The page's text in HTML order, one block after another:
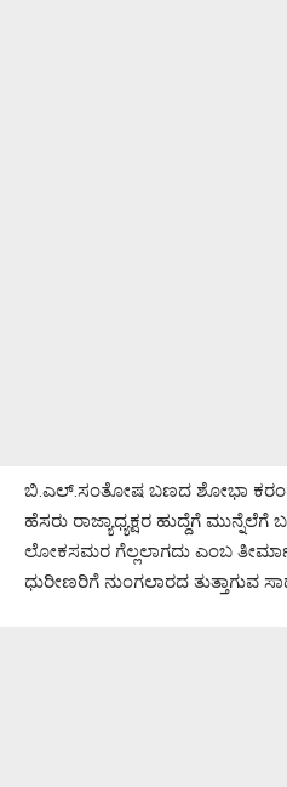
ಬಿ.ಎಲ್.ಸಂತೋಷ ಬಣದ ಶೋಭಾ
ಹೆಸರು ರಾಜ್ಯಾಧ್ಯಕ್ಷರ ಹುದ್ದೆಗೆ
ಲೋಕಸಮರ ಗೆಲ್ಲಲಾಗದು ಎಂಬ
ಧುರೀಣರಿಗೆ ನುಂಗಲಾರದ ತುತ್ತಾಗುವ